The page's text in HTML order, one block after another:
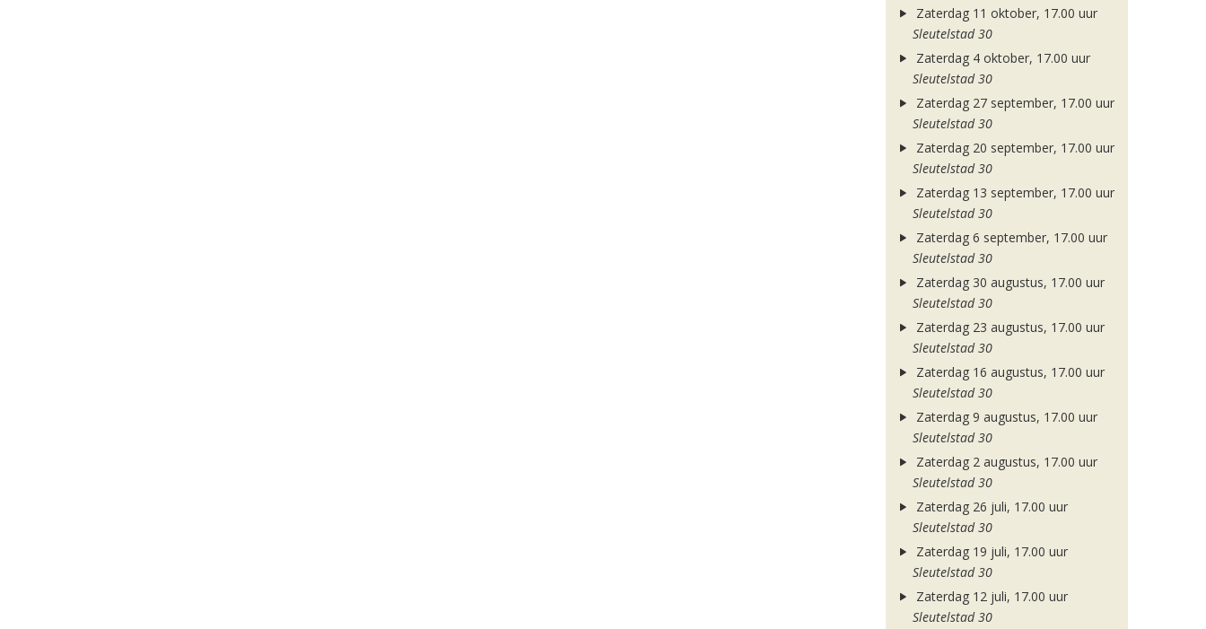
Zaterdag 11 oktober, 17.00 uur
Sleutelstad 30
Zaterdag 4 oktober, 17.00 uur
Sleutelstad 30
Zaterdag 27 september, 17.00 uur
Sleutelstad 30
Zaterdag 20 september, 17.00 uur
Sleutelstad 30
Zaterdag 13 september, 17.00 uur
Sleutelstad 30
Zaterdag 6 september, 17.00 uur
Sleutelstad 30
Zaterdag 30 augustus, 17.00 uur
Sleutelstad 30
Zaterdag 23 augustus, 17.00 uur
Sleutelstad 30
Zaterdag 16 augustus, 17.00 uur
Sleutelstad 30
Zaterdag 9 augustus, 17.00 uur
Sleutelstad 30
Zaterdag 2 augustus, 17.00 uur
Sleutelstad 30
Zaterdag 26 juli, 17.00 uur
Sleutelstad 30
Zaterdag 19 juli, 17.00 uur
Sleutelstad 30
Zaterdag 12 juli, 17.00 uur
Sleutelstad 30